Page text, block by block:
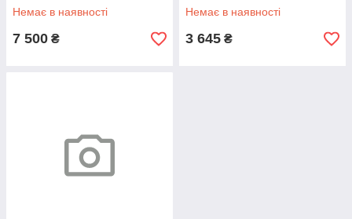
Немає в наявності
7 500 ₴
Немає в наявності
3 645 ₴